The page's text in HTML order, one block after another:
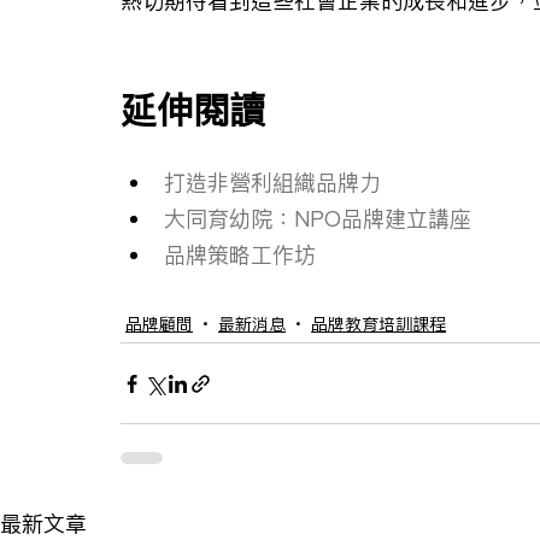
延伸閱讀
打造非營利組織品牌力
大同育幼院：NPO品牌建立講座
品牌策略工作坊
品牌顧問 最新消息 品牌教育培訓課程
最新文章